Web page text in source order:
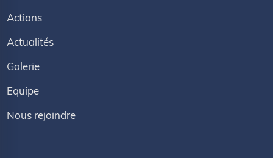
Actions
Actualités
Galerie
Equipe
Nous rejoindre